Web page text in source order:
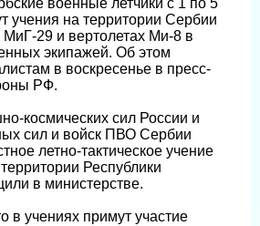
военные летчики с 1 по 5
учения на территории Сербии
МиГ-29 и вертолетах Ми-8 в
экипажей. Об этом
в воскресенье в пресс-
РФ.
космических сил России и
сил и войск ПВО Сербии
летно-тактическое учение
Республики
в министерстве.
в учениях примут участие